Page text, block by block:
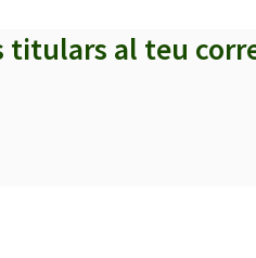
titulars al teu